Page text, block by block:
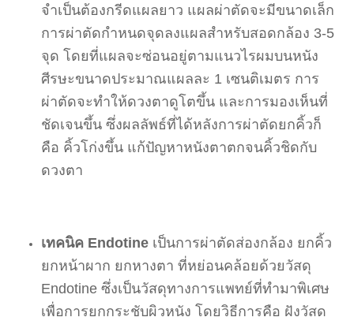
จำเป็นต้องกรีดแผลยาว แผลผ่าตัดจะมีขนาดเล็ก
การผ่าตัดกำหนดจุดลงแผลสำหรับสอดกล้อง 3-5
จุด โดยที่แผลจะซ่อนอยู่ตามแนวไรผมบนหนัง
ศีรษะขนาดประมาณแผลละ 1 เซนติเมตร การ
ผ่าตัดจะทำให้ดวงตาดูโตขึ้น และการมองเห็นที่
ชัดเจนขึ้น ซึ่งผลลัพธ์ที่ได้หลังการผ่าตัดยกคิ้วก็
คือ คิ้วโก่งขึ้น แก้ปัญหาหนังตาตกจนคิ้วชิดกับ
ดวงตา
เทคนิค Endotine เป็นการผ่าตัดส่องกล้อง ยกคิ้ว
ยกหน้าผาก ยกหางตา ที่หย่อนคล้อยด้วยวัสดุ
Endotine ซึ่งเป็นวัสดุทางการแพทย์ที่ทำมาพิเศษ
เพื่อการยกกระชับผิวหนัง โดยวิธีการคือ ฝังวัสดุ